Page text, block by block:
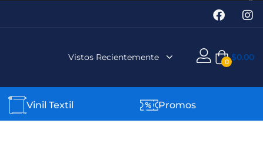
Vistos Recientemente 0 $0.00
Vinil Textil Promos